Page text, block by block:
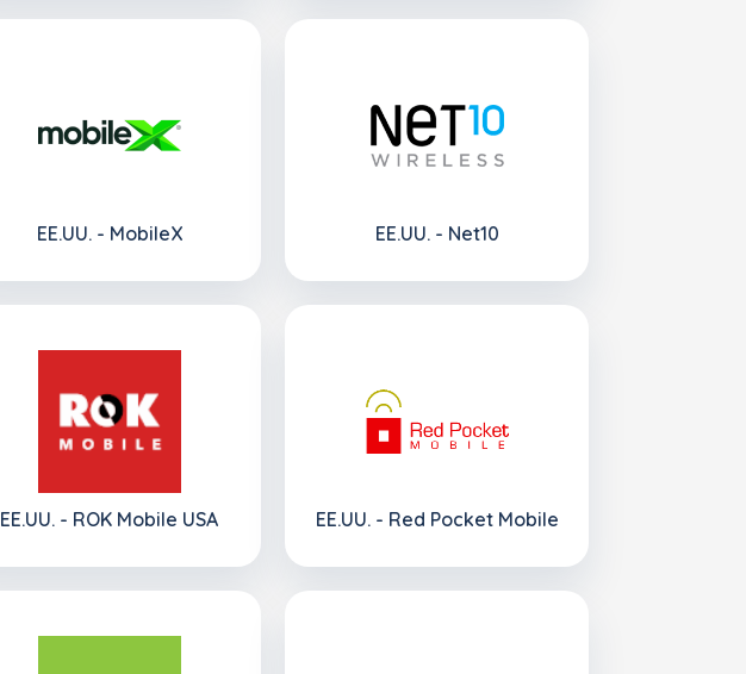
EE.UU. - MobileX EE.UU. - Net10
EE.UU. - ROK Mobile USA EE.UU. - Red Pocket Mobile